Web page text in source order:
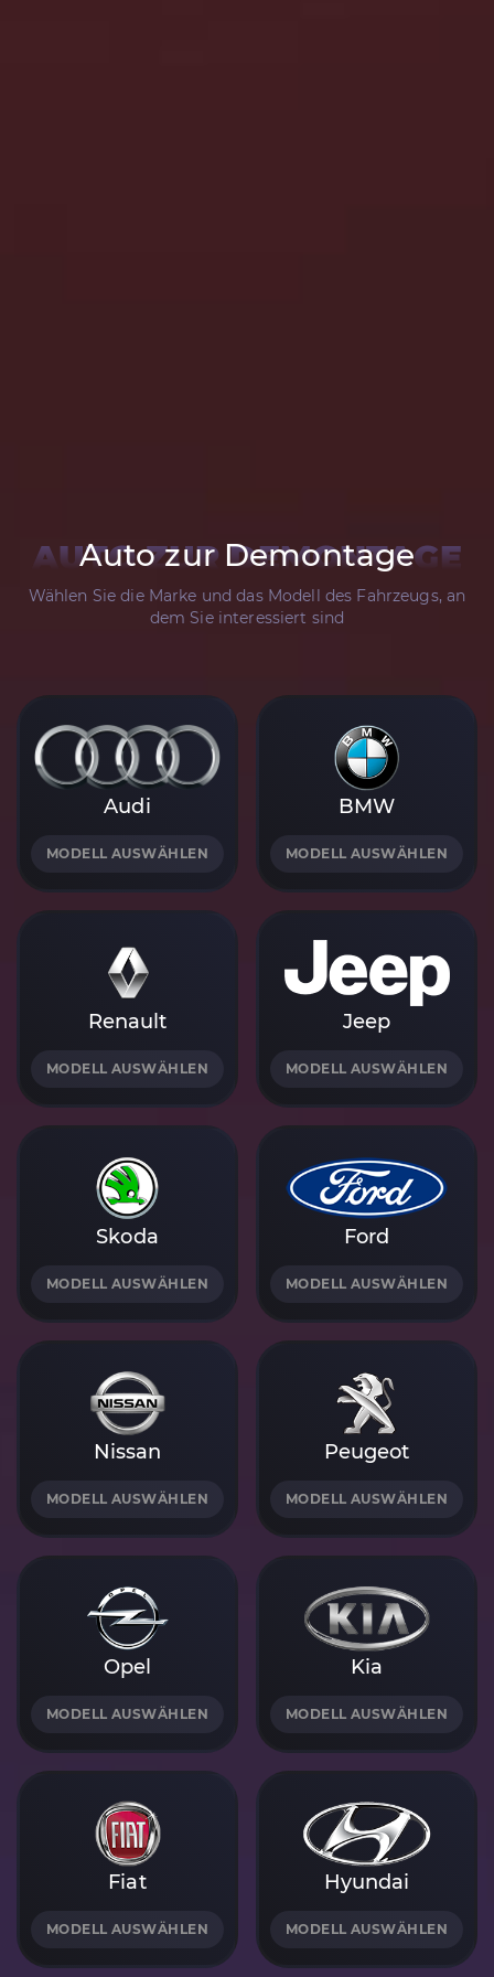
Auto zur Demontage
AUTO ZUR DEMONTAGE
Wählen Sie die Marke und das Modell des Fahrzeugs, an
dem Sie interessiert sind
Audi
MODELL AUSWÄHLEN
BMW
MODELL AUSWÄHLEN
Renault
MODELL AUSWÄHLEN
Jeep
MODELL AUSWÄHLEN
Skoda
MODELL AUSWÄHLEN
Ford
MODELL AUSWÄHLEN
Nissan
MODELL AUSWÄHLEN
Peugeot
MODELL AUSWÄHLEN
Opel
MODELL AUSWÄHLEN
Kia
MODELL AUSWÄHLEN
Fiat
MODELL AUSWÄHLEN
Hyundai
MODELL AUSWÄHLEN